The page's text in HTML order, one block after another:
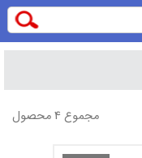
مجموع 4 محصول